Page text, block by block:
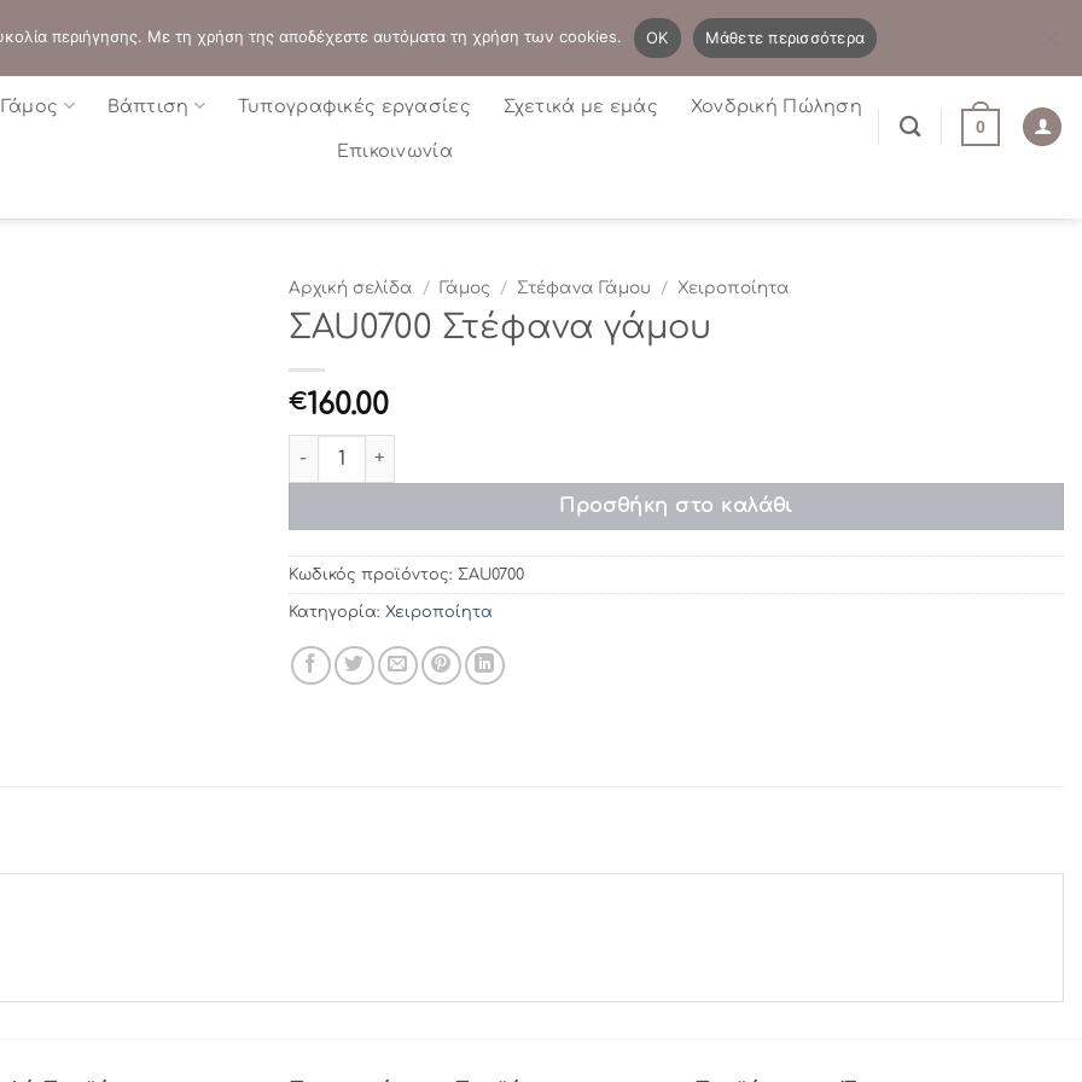
Η λίστα μου Newsletter
Γάμος Βάπτιση Τυπογραφικές εργασίες Σχετικά με εμάς Χονδρική Πώληση
Επικοινωνία
0
Αρχική σελίδα / Γάμος / Στέφανα Γάμου / Χειροποίητα
ΣAU0700 Στέφανα γάμου
€160.00
ΣAU0700 Στέφανα γάμου ποσότητα
Προσθήκη στο καλάθι
Κωδικός προϊόντος: ΣAU0700
Κατηγορία: Χειροποίητα
περιήγησης. Με τη χρήση της αποδέχεστε αυτόματα τη χρήση των cookies. OK Μάθετε περισσότερα